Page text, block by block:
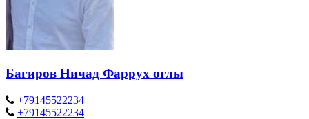
Багиров Ничад Фаррух оглы
+79145522234
+79145522234